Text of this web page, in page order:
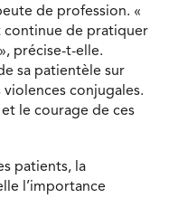
de profession. «
continue de pratiquer
précise-t-elle.
sa patientèle sur
conjugales.
le courage de ces
patients, la
l’importance